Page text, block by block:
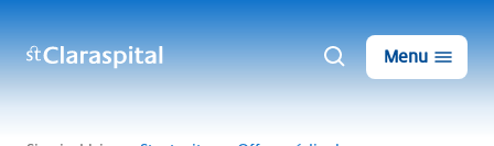
Menu